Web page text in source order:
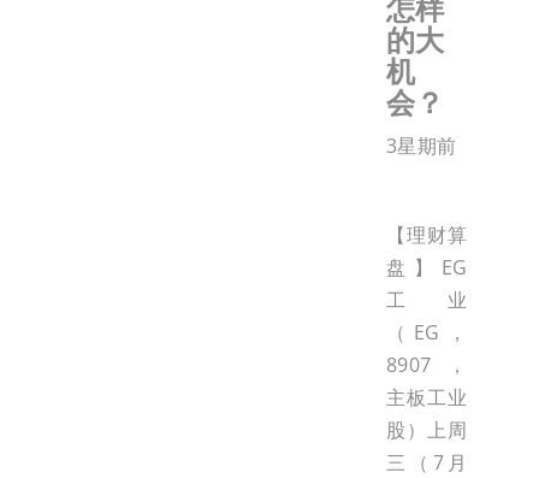
的大
机
会？
3星期前
【理财算
盘】EG
工业
（EG，
8907，
主板工业
股）上周
三（7月